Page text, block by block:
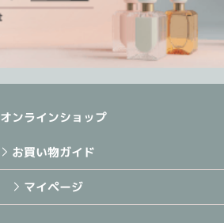
オンラインショップ
お買い物ガイド
マイページ